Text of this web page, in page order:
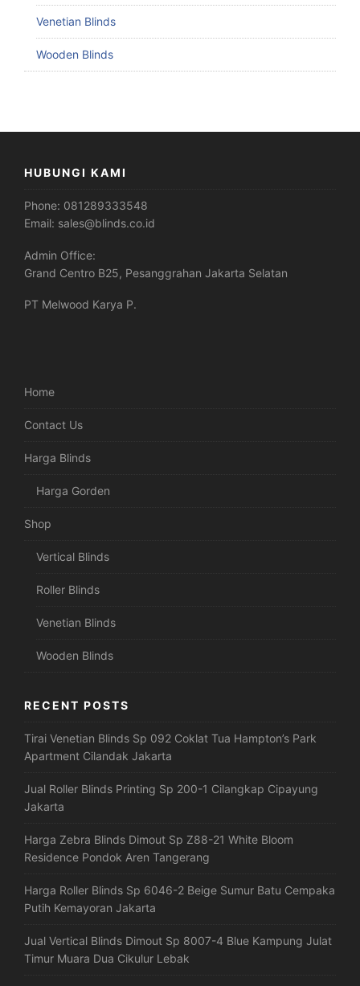
Venetian Blinds
Wooden Blinds
HUBUNGI KAMI
Phone: 081289333548
Email: sales@blinds.co.id
Admin Office:
Grand Centro B25, Pesanggrahan Jakarta Selatan
PT Melwood Karya P.
Home
Contact Us
Harga Blinds
Harga Gorden
Shop
Vertical Blinds
Roller Blinds
Venetian Blinds
Wooden Blinds
RECENT POSTS
Tirai Venetian Blinds Sp 092 Coklat Tua Hampton’s Park
Apartment Cilandak Jakarta
Jual Roller Blinds Printing Sp 200-1 Cilangkap Cipayung
Jakarta
Harga Zebra Blinds Dimout Sp Z88-21 White Bloom
Residence Pondok Aren Tangerang
Harga Roller Blinds Sp 6046-2 Beige Sumur Batu Cempaka
Putih Kemayoran Jakarta
Jual Vertical Blinds Dimout Sp 8007-4 Blue Kampung Julat
Timur Muara Dua Cikulur Lebak